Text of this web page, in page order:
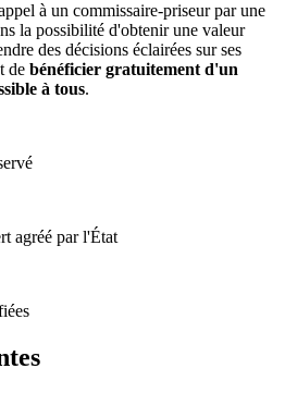
à un commissaire-priseur par une
la possibilité d'obtenir une valeur
des décisions éclairées sur ses
de bénéficier gratuitement d'un
à tous.
agréé par l'État